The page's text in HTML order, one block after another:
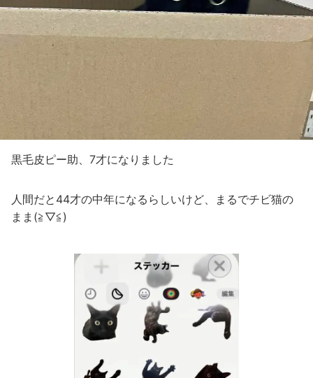
黒毛皮ピー助、7才になりました
人間だと44才の中年になるらしいけど、まるでチビ猫の
まま(≧▽≦)